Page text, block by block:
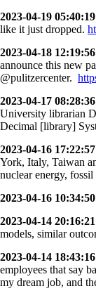
2023-04-19 05:40:19
like it just dropped.
2023-04-18 12:19:56
announce this new
@pulitzercenter.
2023-04-17 08:28:36
University librarian
Decimal [library]
2023-04-16 17:22:57
York, Italy, Taiwan
nuclear energy,
2023-04-16 10:34:50
2023-04-14 20:16:21
models, similar
2023-04-14 18:43:16
employees that say
my dream job, and